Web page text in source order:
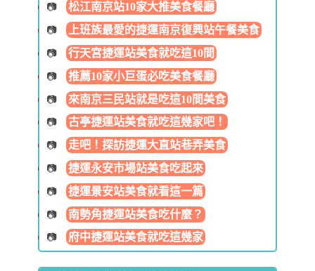
松江南京站10家大推美食餐廳
上班族最愛的捷運南京復興站午餐美食
行天宮捷運站美食就吃這10間
推薦10家小巨蛋必吃美食餐廳
來南京三民站就是吃這10間美食
古亭捷運站美食就吃這幾家吧！
走吧！探訪捷運大直站巷弄美食
捷運永安市場站美食吃起來
捷運景安站美食就看這一篇
南勢角捷運站美食吃什麼？
府中捷運站美食就吃這幾家